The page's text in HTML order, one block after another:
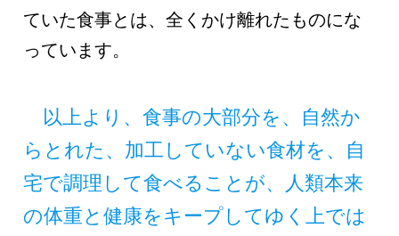
ていた食事とは、全くかけ離れたものにな
っています。
以上より、食事の大部分を、自然か
らとれた、加工していない食材を、自
宅で調理して食べることが、人類本来
の体重と健康をキープしてゆく上では